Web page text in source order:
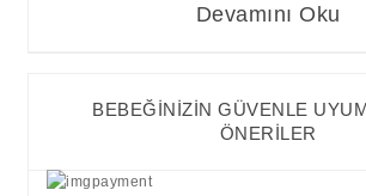
Devamını Oku
BEBEĞİNİZİN GÜVENLE
ÖNERİLER